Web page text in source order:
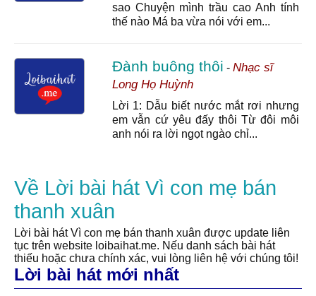
sao Chuyện mình trầu cao Anh tính
thế nào Má ba vừa nói với em...
Đành buông thôi - Nhạc sĩ
Long Họ Huỳnh
Lời 1: Dẫu biết nước mắt rơi nhưng
em vẫn cứ yêu đấy thôi Từ đôi môi
anh nói ra lời ngọt ngào chỉ...
Về Lời bài hát Vì con mẹ bán
thanh xuân
Lời bài hát Vì con mẹ bán thanh xuân được update liên
tục trên website loibaihat.me. Nếu danh sách bài hát
thiếu hoặc chưa chính xác, vui lòng liên hệ với chúng tôi!
Lời bài hát mới nhất